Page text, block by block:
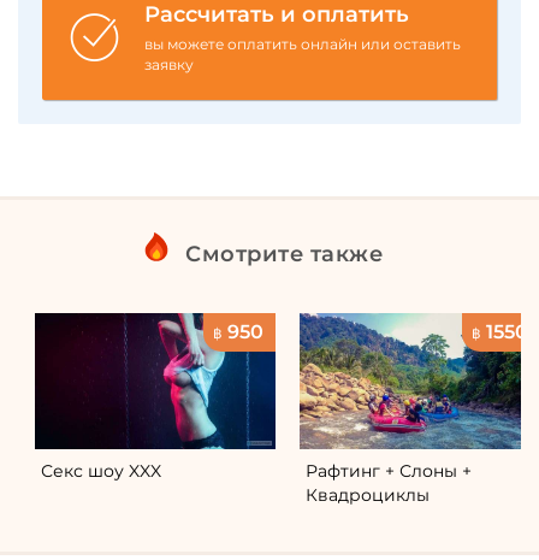
Рассчитать и оплатить
вы можете оплатить онлайн или оставить
заявку
Смотрите также
฿ 950
Секс шоу XXX
฿ 1550
Рафтинг + Слоны +
Квадроциклы